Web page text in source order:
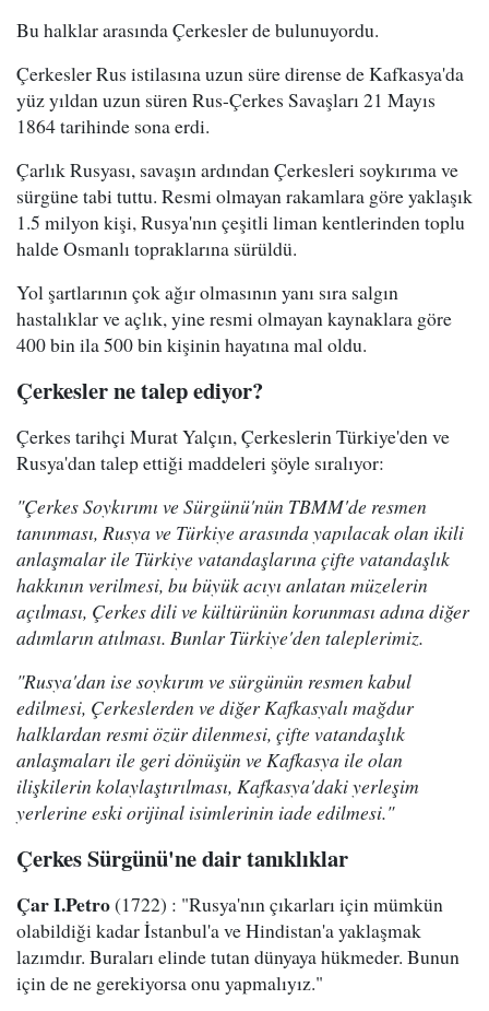
Bu halklar arasında Çerkesler de bulunuyordu.
Çerkesler Rus istilasına uzun süre dirense de Kafkasya'da
yüz yıldan uzun süren Rus-Çerkes Savaşları 21 Mayıs
1864 tarihinde sona erdi.
Çarlık Rusyası, savaşın ardından Çerkesleri soykırıma ve
sürgüne tabi tuttu. Resmi olmayan rakamlara göre yaklaşık
1.5 milyon kişi, Rusya'nın çeşitli liman kentlerinden toplu
halde Osmanlı topraklarına sürüldü.
Yol şartlarının çok ağır olmasının yanı sıra salgın
hastalıklar ve açlık, yine resmi olmayan kaynaklara göre
400 bin ila 500 bin kişinin hayatına mal oldu.
Çerkesler ne talep ediyor?
Çerkes tarihçi Murat Yalçın, Çerkeslerin Türkiye'den ve
Rusya'dan talep ettiği maddeleri şöyle sıralıyor:
"Çerkes Soykırımı ve Sürgünü'nün TBMM'de resmen
tanınması, Rusya ve Türkiye arasında yapılacak olan ikili
anlaşmalar ile Türkiye vatandaşlarına çifte vatandaşlık
hakkının verilmesi, bu büyük acıyı anlatan müzelerin
açılması, Çerkes dili ve kültürünün korunması adına diğer
adımların atılması. Bunlar Türkiye'den taleplerimiz.
"Rusya'dan ise soykırım ve sürgünün resmen kabul
edilmesi, Çerkeslerden ve diğer Kafkasyalı mağdur
halklardan resmi özür dilenmesi, çifte vatandaşlık
anlaşmaları ile geri dönüşün ve Kafkasya ile olan
ilişkilerin kolaylaştırılması, Kafkasya'daki yerleşim
yerlerine eski orijinal isimlerinin iade edilmesi."
Çerkes Sürgünü'ne dair tanıklıklar
Çar I.Petro(1722) : "Rusya'nın çıkarları için mümkün
olabildiği kadar İstanbul'a ve Hindistan'a yaklaşmak
lazımdır. Buraları elinde tutan dünyaya hükmeder. Bunun
için de ne gerekiyorsa onu yapmalıyız."